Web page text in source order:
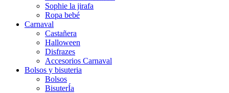
Sophie la jirafa
Ropa bebé
Carnaval
Castañera
Halloween
Disfrazes
Accesorios Carnaval
Bolsos y bisuteria
Bolsos
BisuterÍa